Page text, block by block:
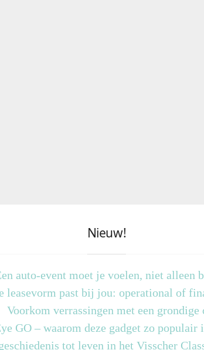
Nieuw!
auto-event moet je voelen, niet alleen
leasevorm past bij jou: operational of
Voorkom verrassingen met een grondige
GO – waarom deze gadget zo populair
tot leven in het Visscher